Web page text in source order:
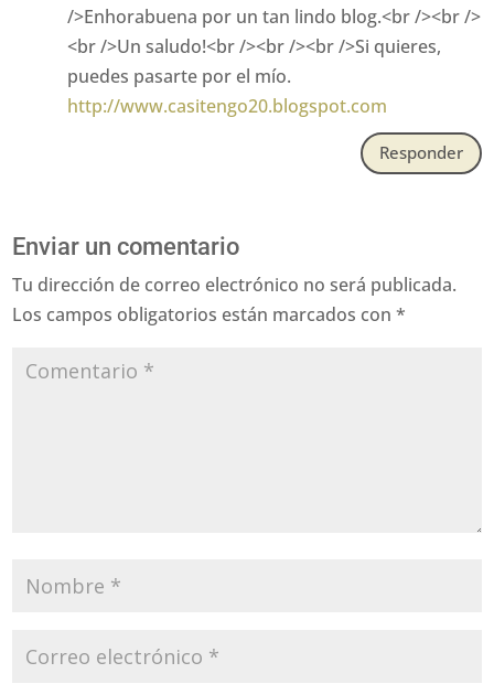
/>Enhorabuena por un tan lindo blog.<br /><br />
<br />Un saludo!<br /><br /><br />Si quieres,
puedes pasarte por el mío.
http://www.casitengo20.blogspot.com
Responder
Enviar un comentario
Tu dirección de correo electrónico no será publicada.
Los campos obligatorios están marcados con*